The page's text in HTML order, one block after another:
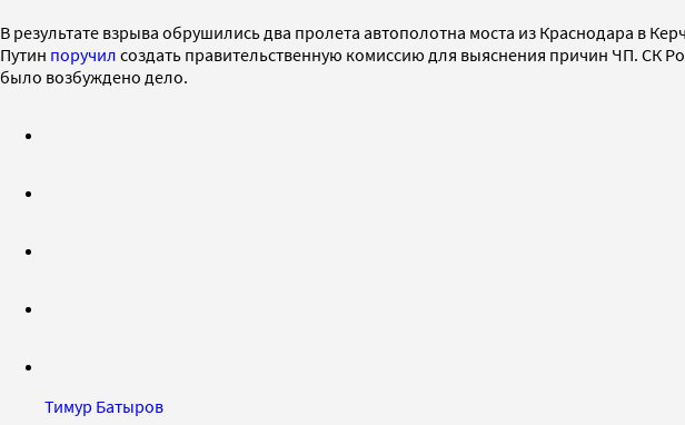
В результате взрыва обрушились два пролета автополотна моста из Краснодара в
Путин поручил создать правительственную комиссию для выяснения причин ЧП. СК
было возбуждено дело.
Тимур Батыров